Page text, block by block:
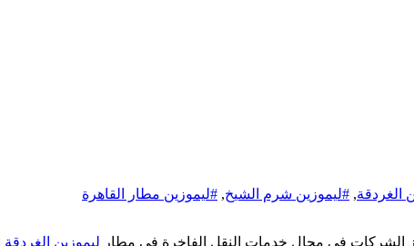
الغردقة, #ليموزين شرم الشيخ, #ليموزين مطار القاهرة
الشركات في مجال خدمات النقل الفاخرة في مطار ليموزين الغردقة